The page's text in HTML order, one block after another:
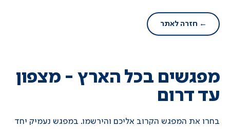
← חזרה לאתר
מפגשים בכל הארץ - מצפון
עד דרום
בחרו את המפגש הקרוב אליכם והירשמו. במפגש נעמיק יחד